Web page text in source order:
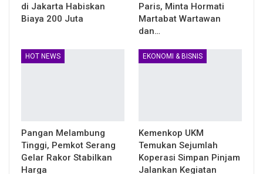
di Jakarta Habiskan
Biaya 200 Juta
Paris, Minta Hormati
Martabat Wartawan
dan…
HOT NEWS
Pangan Melambung
Tinggi, Pemkot Serang
Gelar Rakor Stabilkan
Harga
EKONOMI & BISNIS
Kemenkop UKM
Temukan Sejumlah
Koperasi Simpan Pinjam
Jalankan Kegiatan